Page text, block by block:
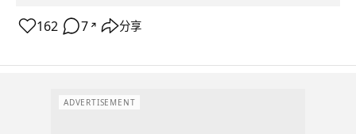
162 7 ↗ 分享
ADVERTISEMENT